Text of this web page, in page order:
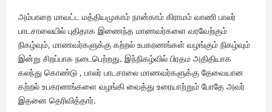
அம்பாறை மாவட்ட மத்தியமுகாம் நான்காம் கிராமம் வாணி பாலர்
பாடசாலையில் புதிதாக இணைந்த மாணவர்களை வரவேற்கும்
நிகழ்வும், மாணவர்களுக்கு கற்றல் உபகரணங்கள் வழங்கும் நிகழ்வும்
இன்று சிறப்பாக நடைபெற்றது. இந்நிகழ்வில் பிரதம அதிதியாக
கலந்து கொண்டு , பாலர் பாடசாலை மாணவர்களுக்கு தேவையான
கற்றல் உபகரணங்களை வழங்கி வைத்து உரையாற்றும் போதே அவர்
இதனை தெரிவித்தார்.